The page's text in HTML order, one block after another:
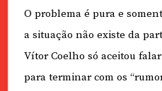
O problema é pura e
a situação não existe da
Vítor Coelho só aceitou
para terminar com os